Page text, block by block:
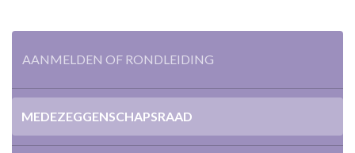
AANMELDEN OF RONDLEIDING
MEDEZEGGENSCHAPSRAAD